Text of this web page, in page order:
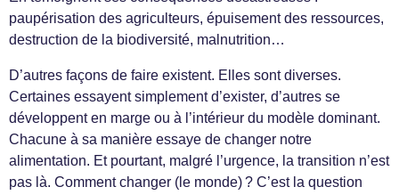
paupérisation des agriculteurs, épuisement des ressources,
destruction de la biodiversité, malnutrition…
D’autres façons de faire existent. Elles sont diverses.
Certaines essayent simplement d’exister, d’autres se
développent en marge ou à l’intérieur du modèle dominant.
Chacune à sa manière essaye de changer notre
alimentation. Et pourtant, malgré l’urgence, la transition n’est
pas là. Comment changer (le monde) ? C’est la question